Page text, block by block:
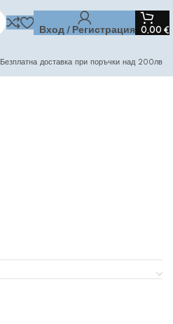
Вход / Регистрация 0,00 €
Безплатна доставка при поръчки над 200лв